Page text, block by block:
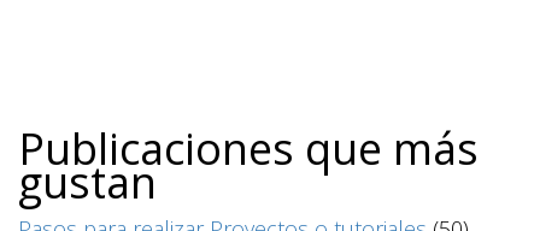
Publicaciones que más
gustan